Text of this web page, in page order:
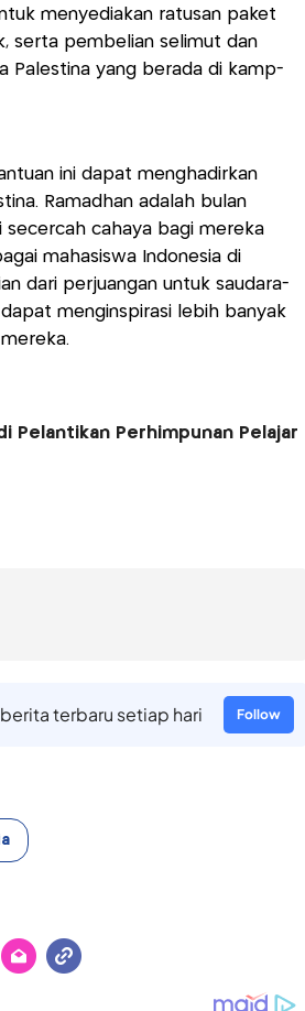
menyediakan ratusan paket
serta pembelian selimut dan
Palestina yang berada di kamp-
ini dapat menghadirkan
Ramadhan adalah bulan
secercah cahaya bagi mereka
mahasiswa Indonesia di
dari perjuangan untuk saudara-
menginspirasi lebih banyak
Pelantikan Perhimpunan Pelajar
terbaru setiap hari Follow